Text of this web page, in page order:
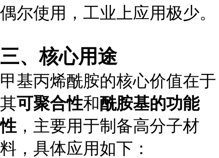
偶尔使用，工业上应用极少。
三、核心用途
甲基丙烯酰胺的核心价值在于
其可聚合性和酰胺基的功能
性 ，主要用于制备高分子材
料，具体应用如下：